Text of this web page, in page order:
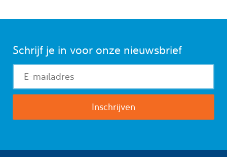
Schrijf je in voor onze nieuwsbrief